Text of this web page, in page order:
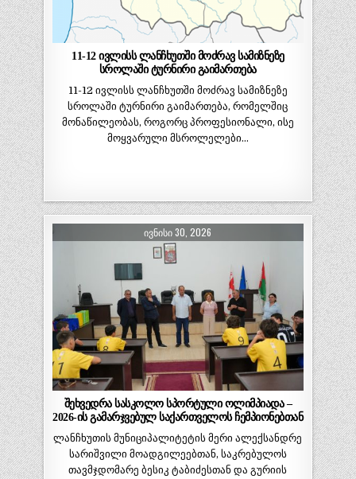
11-12 ივლისს ლანჩხუთში მოძრავ სამიზნეზე
სროლაში ტურნირი გაიმართება
11-12 ივლისს ლანჩხუთში მოძრავ სამიზნეზე
სროლაში ტურნირი გაიმართება, რომელშიც
მონაწილეობას, როგორც პროფესიონალი, ისე
მოყვარული მსროლელები…
ᲘᲕᲜᲘᲡᲘ 30, 2026
შეხვედრა სასკოლო სპორტული ოლიმპიადა –
2026-ის გამარჯვებულ საქართველოს ჩემპიონებთან
ლანჩხუთის მუნიციპალიტეტის მერი ალექსანდრე
სარიშვილი მოადგილეებთან, საკრებულოს
თავმჯდომარე ბესიკ ტაბიძესთან და გურიის